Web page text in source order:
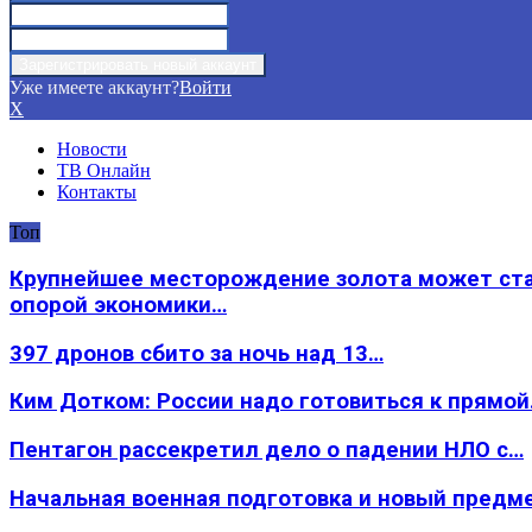
Уже имеете аккаунт?Войти
X
Новости
ТВ Онлайн
Контакты
Топ
Крупнейшее месторождение золота может
опорой экономики…
397 дронов сбито за ночь над 13…
Ким Дотком: России надо готовиться к
Пентагон рассекретил дело о падении НЛО с…
Начальная военная подготовка и новый